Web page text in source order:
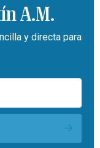
A.M.
y directa para